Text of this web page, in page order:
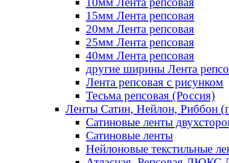
15мм Лента репсовая
20мм Лента репсовая
25мм Лента репсовая
40мм Лента репсовая
другие ширины Лента
Лента репсовая с рисунком
Тесьма репсовая (Россия)
Ленты Сатин, Нейлон, Риббон
Сатиновые ленты
Сатиновые ленты
Нейлоновые текстильные